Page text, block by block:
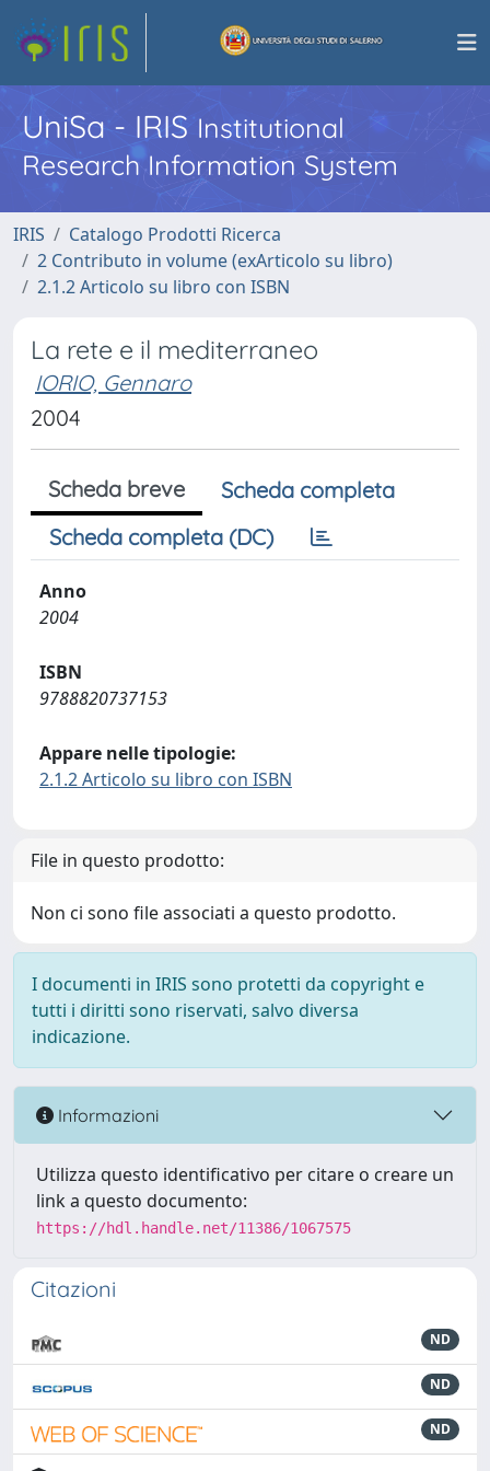
UniSa - IRISInstitutional
Research Information System
IRIS
Catalogo Prodotti Ricerca
2 Contributo in volume (exArticolo su libro)
2.1.2 Articolo su libro con ISBN
La rete e il mediterraneo
IORIO, Gennaro
2004
Scheda breve
Scheda completa
Scheda completa (DC)
Anno
2004
ISBN
9788820737153
Appare nelle tipologie:
2.1.2 Articolo su libro con ISBN
File in questo prodotto:
Non ci sono file associati a questo prodotto.
I documenti in IRIS sono protetti da copyright e
tutti i diritti sono riservati, salvo diversa
indicazione.
Informazioni
Utilizza questo identificativo per citare o creare un
link a questo documento:
https://hdl.handle.net/11386/1067575
Citazioni
ND
ND
ND